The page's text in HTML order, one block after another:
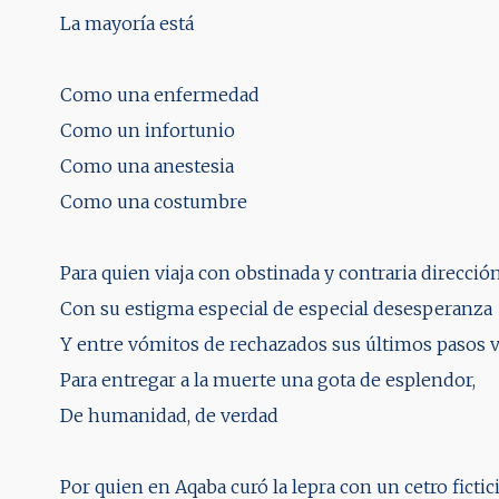
La mayoría está
Como una enfermedad
Como un infortunio
Como una anestesia
Como una costumbre
Para quien viaja con obstinada y contraria
Con su estigma especial de especial desesperanza
Y entre vómitos de rechazados sus últimos pasos
Para entregar a la muerte una gota de esplendor,
De humanidad, de verdad
Por quien en Aqaba curó la lepra con un cetro